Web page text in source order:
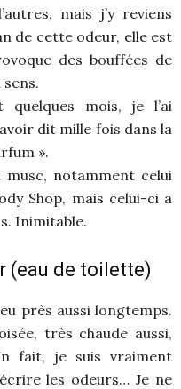
mais j’y reviens
de cette odeur, elle est
des bouffées de
mois, je l’ai
dit mille fois dans la
».
musc, notamment celui
Shop, mais celui-ci a
Inimitable.
(eau de toilette)
près aussi longtemps.
très chaude aussi,
fait, je suis vraiment
les odeurs… Je ne